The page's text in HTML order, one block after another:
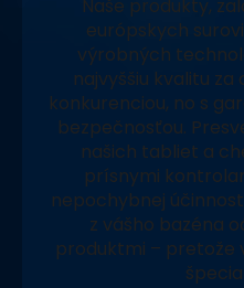
Naše produkty,
európskych
výrobných
najvyššiu kvalitu
konkurenciou, no s
bezpečnosťou.
našich tabliet a
prísnymi
nepochybnej
z vášho bazéna
produktmi – pretože